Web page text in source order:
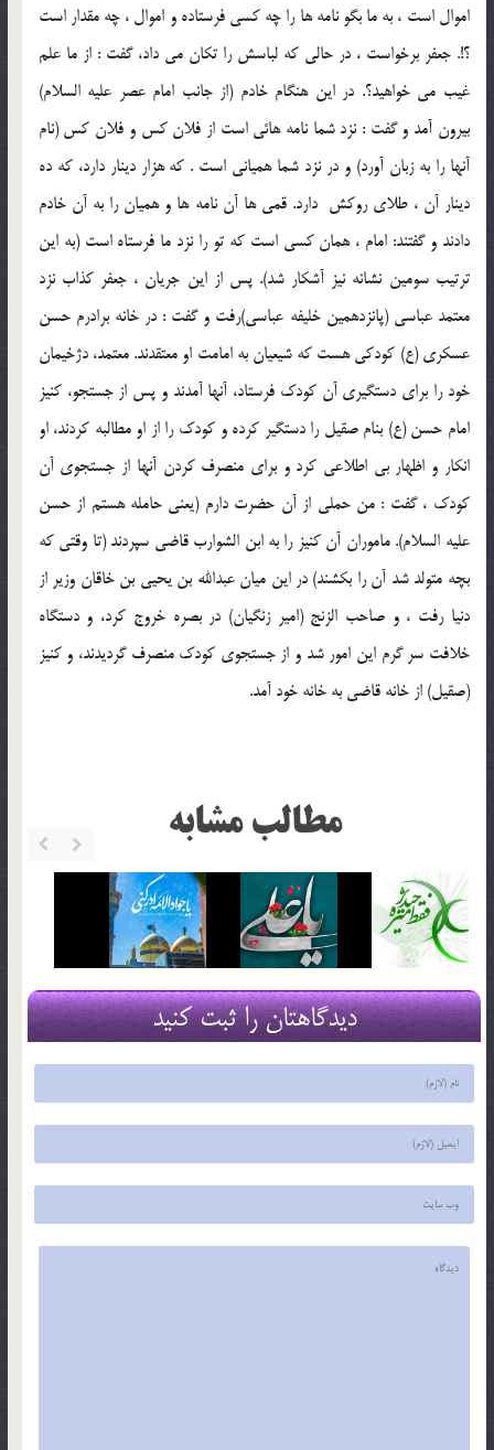
اموال است ، به ما بگو نامه ها را چه كسي فرستاده و اموال ، چه مقدار است
؟!. جعفر برخواست ، در حالي كه لباسش را تكان مي داد، گفت : از ما علم
غيب مي خواهيد؟. در اين هنگام خادم (از جانب امام عصر عليه السلام)
بيرون آمد و گفت : نزد شما نامه هائي است از فلان كس و فلان كس (نام
آنها را به زبان آورد) و در نزد شما همياني است . كه هزار دينار دارد، كه ده
دينار آن ، طلاي روكش ‍ دارد. قمي ها آن نامه ها و هميان را به آن خادم
دادند و گفتند: امام ، همان كسي است كه تو را نزد ما فرستاه است (به اين
ترتيب سومين نشانه نيز آشكار شد). پس از اين جريان ، جعفر كذاب نزد
معتمد عباسي (پانزدهمين خليفه عباسي)رفت و گفت : در خانه برادرم حسن
عسكري (ع) كودكي هست كه شيعيان به امامت او معتقدند. معتمد، دژخيمان
خود را براي دستگيري آن كودك فرستاد، آنها آمدند و پس از جستجو، كنيز
امام حسن (ع) بنام صقيل را دستگير كرده و كودك را از او مطالبه كردند، او
انكار و اظهار بي اطلاعي كرد و براي منصرف كردن آنها از جستجوي آن
كودك ، گفت : من حملي از آن حضرت دارم (يعني حامله هستم از حسن
عليه السلام). ماموران آن كنيز را به ابن الشوارب قاضي سپردند (تا وقتي كه
بچه متولد شد آن را بكشند) در اين ميان عبدالله بن يحيي بن خاقان وزير از
دنيا رفت ، و صاحب الزنج (امير زنگيان) در بصره خروج كرد، و دستگاه
خلافت سر گرم اين امور شد و از جستجوي كودك منصرف گرديدند، و كنيز
(صقيل) از خانه قاضي به خانه خود آمد.
مطالب مشابه
دیدگاهتان را ثبت کنید